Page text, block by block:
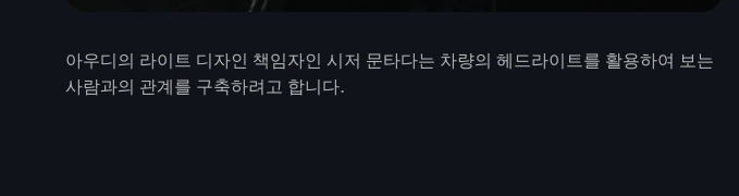
아우디의 라이트 디자인 책임자인 시저 문타다는 차량의 헤드라이트를 활용하여 보는
사람과의 관계를 구축하려고 합니다.